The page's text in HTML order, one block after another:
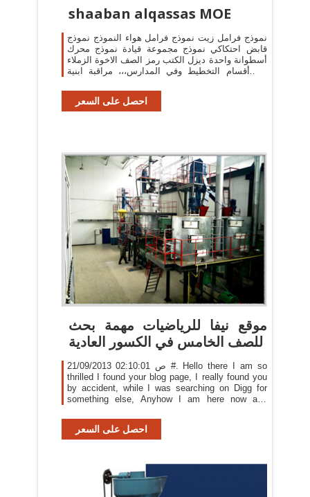
shaaban alqassas MOE
نموذج فرامل زيت نموذج فرامل هواء النموذج نموذج
قابض احتكاكي نموذج مجموعة قيادة نموذج محرك
أسطوانة واحدة ديزل الكتب رمز الصف الاخوة الزملاء
في أقسام التخطيط وفي المدارس،،، مراقبة ابنية
احصل على السعر
موقع نيفا للرياضيات مهمة بحث
للصف الخامس في الكسور العادية
21/09/2013 02:10:01 ص #. Hello there I am so
thrilled I found your blog page, I really found you
by accident, while I was searching on Digg for
something else, Anyhow I am here now and
post and a all round interesting blog (I also love
the theme/design), I don’t have time to read it all
احصل على السعر